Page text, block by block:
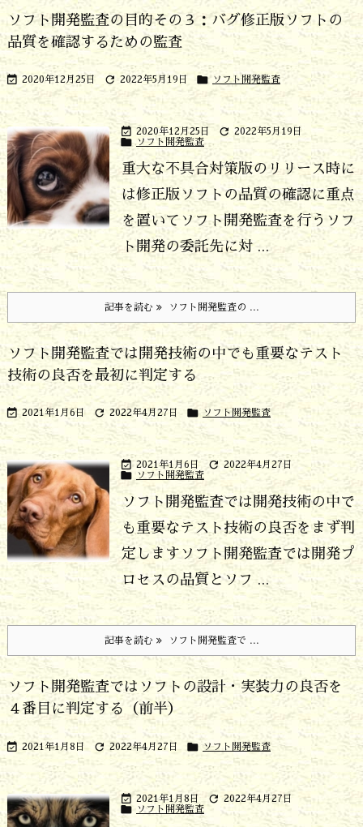
ソフト開発監査の目的その３：バグ修正版ソフトの
品質を確認するための監査
 2020年12月25日  2022年5月19日  ソフト開発監査
 2020年12月25日  2022年5月19日
 ソフト開発監査
重大な不具合対策版のリリース時に
は修正版ソフトの品質の確認に重点
を置いてソフト開発監査を行う ソフ
ト開発の委託先に対 ...
記事を読む ソフト開発監査の ...
ソフト開発監査では開発技術の中でも重要なテスト
技術の良否を最初に判定する
 2021年1月6日  2022年4月27日  ソフト開発監査
 2021年1月6日  2022年4月27日
 ソフト開発監査
ソフト開発監査では開発技術の中で
も重要なテスト技術の良否をまず判
定しますソフト開発監査では開発プ
ロセスの品質とソフ ...
記事を読む ソフト開発監査で ...
ソフト開発監査ではソフトの設計・実装力の良否を
４番目に判定する（前半）
 2021年1月8日  2022年4月27日  ソフト開発監査
 2021年1月8日  2022年4月27日
 ソフト開発監査